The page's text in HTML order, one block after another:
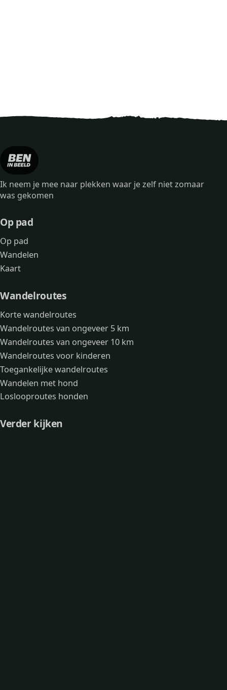
Ik neem je mee naar plekken waar je zelf niet zomaar
was gekomen
Op pad
Op pad
Wandelen
Kaart
Wandelroutes
Korte wandelroutes
Wandelroutes van ongeveer 5 km
Wandelroutes van ongeveer 10 km
Wandelroutes voor kinderen
Toegankelijke wandelroutes
Wandelen met hond
Loslooproutes honden
Verder kijken